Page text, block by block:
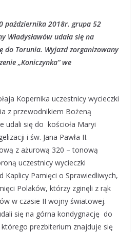
października 2018r. grupa 52
Władysławów udała się na
do Torunia. Wyjazd zorganizowany
„Koniczynka” we
Kopernika uczestnicy wycieczki
z przewodnikiem Bożeną
udali się do kościoła Maryi
i św. Jana Pawła II.
z ażurową 320 – tonową
uczestnicy wycieczki
Kaplicy Pamięci o Sprawiedliwych,
Polaków, którzy zginęli z rąk
w czasie II wojny światowej.
się na górna kondygnację do
którego prezbiterium znajduje się